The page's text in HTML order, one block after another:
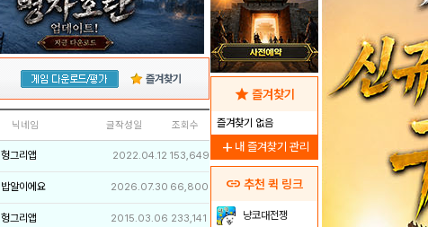
즐겨찾기
닉네임 글작성일 조회수
헝그리앱 2022.04.12 153,649
밥알이에요 2026.07.30 66,800
헝그리앱 2015.03.06 233,141
star 즐겨찾기
즐겨찾기 없음
add 내 즐겨찾기 관리
link 추천 퀵 링크
냥코대전쟁